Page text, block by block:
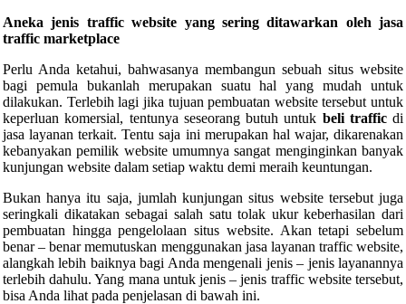
Aneka jenis traffic website yang sering ditawarkan oleh jasa
traffic marketplace
Perlu Anda ketahui, bahwasanya membangun sebuah situs website
bagi pemula bukanlah merupakan suatu hal yang mudah untuk
dilakukan. Terlebih lagi jika tujuan pembuatan website tersebut untuk
keperluan komersial, tentunya seseorang butuh untuk beli trafficdi
jasa layanan terkait. Tentu saja ini merupakan hal wajar, dikarenakan
kebanyakan pemilik website umumnya sangat menginginkan banyak
kunjungan website dalam setiap waktu demi meraih keuntungan.
Bukan hanya itu saja, jumlah kunjungan situs website tersebut juga
seringkali dikatakan sebagai salah satu tolak ukur keberhasilan dari
pembuatan hingga pengelolaan situs website. Akan tetapi sebelum
benar – benar memutuskan menggunakan jasa layanan traffic website,
alangkah lebih baiknya bagi Anda mengenali jenis – jenis layanannya
terlebih dahulu. Yang mana untuk jenis – jenis traffic website tersebut,
bisa Anda lihat pada penjelasan di bawah ini.